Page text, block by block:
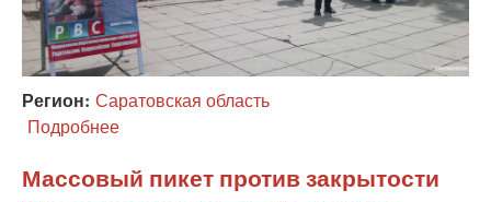
Регион: Саратовская область
Подробнее
Саратова
обсуждают
Массовый пикет против закрытости